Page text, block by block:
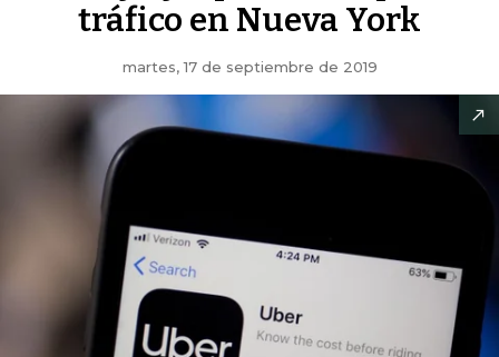
tráfico en Nueva York
martes, 17 de septiembre de 2019